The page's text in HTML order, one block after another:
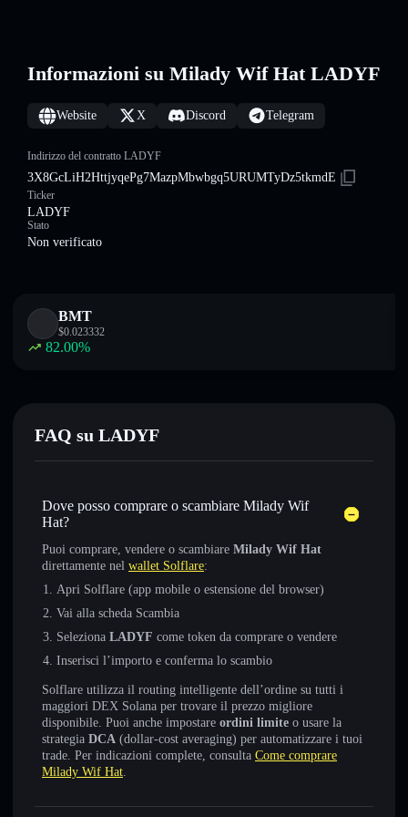
Informazioni su Milady Wif Hat LADYF
Website X Discord Telegram
Indirizzo del contratto LADYF
3X8GcLiH2HttjyqePg7MazpMbwbgq5URUMTyDz5tkmdE
Ticker
LADYF
Stato
Non verificato
BMT
$0.023332
82.00%
FAQ su LADYF
Dove posso comprare o scambiare Milady Wif
Hat?
Puoi comprare, vendere o scambiare Milady Wif Hat
direttamente nel wallet Solflare:
Apri Solflare (app mobile o estensione del browser)
Vai alla scheda Scambia
Seleziona LADYF come token da comprare o vendere
Inserisci l’importo e conferma lo scambio
Solflare utilizza il routing intelligente dell’ordine su tutti i
maggiori DEX Solana per trovare il prezzo migliore
disponibile. Puoi anche impostare ordini limite o usare la
strategia DCA (dollar-cost averaging) per automatizzare i tuoi
trade. Per indicazioni complete, consulta Come comprare
Milady Wif Hat.